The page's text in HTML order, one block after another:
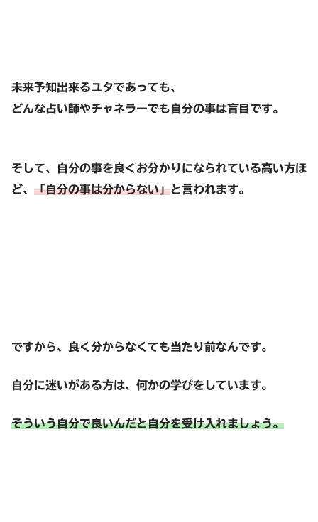
未来予知出来るユタであっても、
どんな占い師やチャネラーでも自分の事は盲目です。
そして、自分の事を良くお分かりになられている高い方ほ
ど、 「自分の事は分からない」と言われます。
ですから、良く分からなくても当たり前なんです。
自分に迷いがある方は、何かの学びをしています。
そういう自分で良いんだと自分を受け入れましょう。